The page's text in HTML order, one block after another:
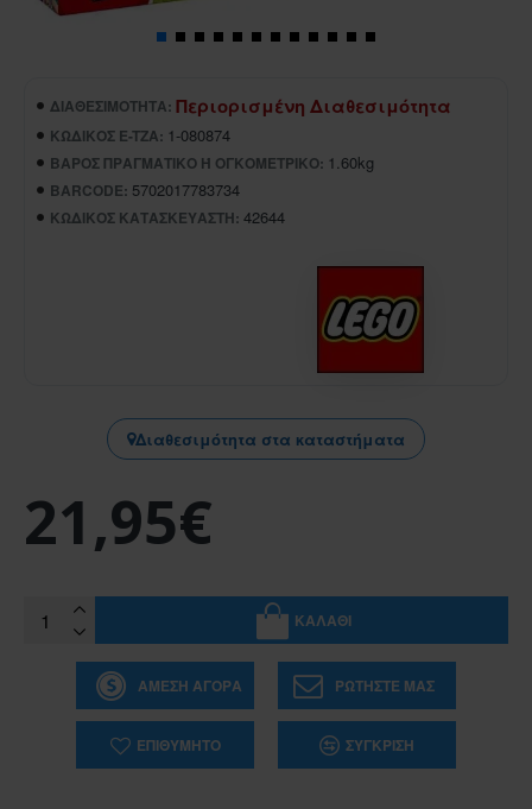
ΔΙΑΘΕΣΙΜΌΤΗΤΑ: Περιορισμένη Διαθεσιμότητα
ΚΩΔΙΚΌΣ E-TZA: 1-080874
ΒΆΡΟΣ ΠΡΑΓΜΑΤΙΚΌ Ή ΟΓΚΟΜΕΤΡΙΚΌ: 1.60kg
BARCODE: 5702017783734
ΚΩΔΙΚΌΣ ΚΑΤΑΣΚΕΥΑΣΤΉ: 42644
Διαθεσιμότητα στα καταστήματα
21,95€
ΚΑΛΆΘΙ
ΆΜΕΣΗ ΑΓΟΡΆ ΡΩΤΉΣΤΕ ΜΑΣ
ΕΠΙΘΥΜΗΤΌ ΣΎΓΚΡΙΣΗ